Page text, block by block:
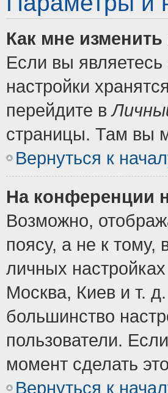
Как мне
Если вы
настройки
перейдите в
страницы. Там вы
Вернуться к
На конференции
Возможно,
поясу, а не к тому,
личных
Москва, Киев и т.
большинство
пользователи.
момент сделать
Вернуться к